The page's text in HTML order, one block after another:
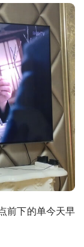
前下的单今天早